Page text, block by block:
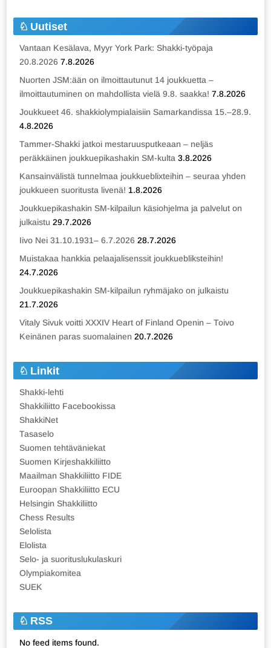
Uutiset
Vantaan Kesälava, Myyr York Park: Shakki-työpaja
20.8.2026 7.8.2026
Nuorten JSM:ään on ilmoittautunut 14 joukkuetta –
ilmoittautuminen on mahdollista vielä 9.8. saakka! 7.8.2026
Joukkueet 46. shakkiolympialaisiin Samarkandissa 15.–28.9.
4.8.2026
Tammer-Shakki jatkoi mestaruusputkeaan – neljäs
peräkkäinen joukkuepikashakin SM-kulta 3.8.2026
Kansainvälistä tunnelmaa joukkueblixteihin – seuraa yhden
joukkueen suoritusta livenä! 1.8.2026
Joukkuepikashakin SM-kilpailun käsiohjelma ja palvelut on
julkaistu 29.7.2026
Iivo Nei 31.10.1931– 6.7.2026 28.7.2026
Muistakaa hankkia pelaajalisenssit joukkuebliksteihin!
24.7.2026
Joukkuepikashakin SM-kilpailun ryhmäjako on julkaistu
21.7.2026
Vitaly Sivuk voitti XXXIV Heart of Finland Openin – Toivo
Keinänen paras suomalainen 20.7.2026
Linkit
Shakki-lehti
Shakkiliitto Facebookissa
ShakkiNet
Tasaselo
Suomen tehtäväniekat
Suomen Kirjeshakkiliitto
Maailman Shakkiliitto FIDE
Euroopan Shakkiliitto ECU
Helsingin Shakkiliitto
Chess Results
Selolista
Elolista
Selo- ja suorituslukulaskuri
Olympiakomitea
SUEK
RSS
No feed items found.